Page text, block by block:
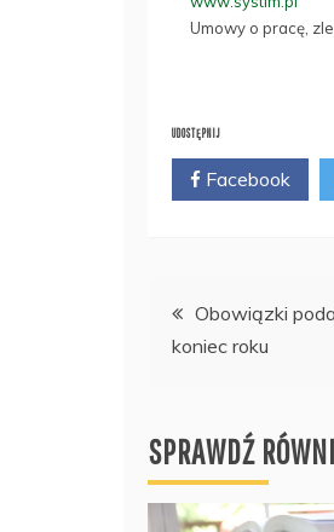
Umowy o pracę,
UDOSTĘPNIJ
Facebook
Nawigacja
Obowiązki
koniec roku
SPRAWDŹ